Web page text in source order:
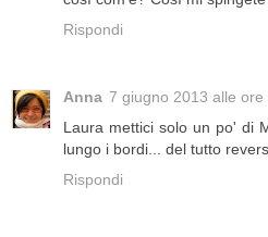
Rispondi
Anna 7 giugno 2013 alle ore
Laura mettici solo un po' di
lungo i bordi... del tutto
Rispondi